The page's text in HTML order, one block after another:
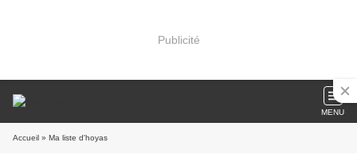
Publicité
MENU
Accueil » Ma liste d'hoyas